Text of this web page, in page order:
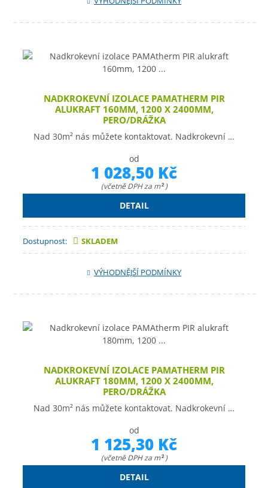
NADKROKEVNÍ IZOLACE PAMATHERM PIR
ALUKRAFT 160MM, 1200 X 2400MM,
PERO/DRÁŽKA
Nad 30m² nás můžete kontaktovat. Nadkrokevní …
od
1 028,50 Kč
(včetně DPH za m 2 )
DETAIL
Dostupnost: SKLADEM
VÝHODNĚJŠÍ PODMÍNKY
NADKROKEVNÍ IZOLACE PAMATHERM PIR
ALUKRAFT 180MM, 1200 X 2400MM,
PERO/DRÁŽKA
Nad 30m² nás můžete kontaktovat. Nadkrokevní …
od
1 125,30 Kč
(včetně DPH za m 2 )
DETAIL